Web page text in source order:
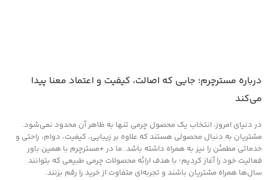
درباره مسترچرم؛ جایی که اصالت، کیفیت و اعتماد معنا پیدا
می‌کند
در دنیای امروز، انتخاب یک محصول چرمی تنها به ظاهر آن محدود نمی‌شود.
مشتریان به دنبال محصولی هستند که علاوه بر زیبایی، کیفیت، دوام، راحتی و
خدماتی مطمئن را نیز به همراه داشته باشد. ما در *مسترچرم با همین باور
فعالیت خود را آغاز کردیم؛ با هدف ارائه محصولات چرمی طبیعی که بتوانند
سال‌ها همراه مشتریان باشند و تجربه‌ای متفاوت از خرید را رقم بزنند.